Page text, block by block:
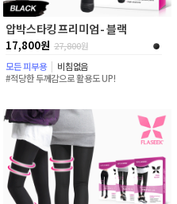
압박스타킹 프리미엄 - 블랙
17,800원 27,800원
모든 피부용
비침없음
#적당한 두께감으로 활용도 UP!